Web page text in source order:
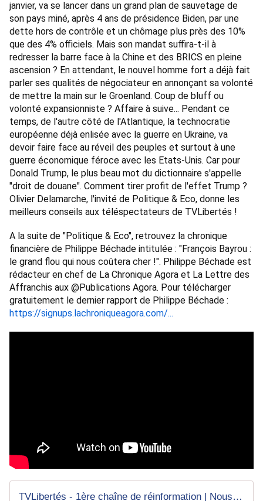
janvier, va se lancer dans un grand plan de sauvetage de
son pays miné, après 4 ans de présidence Biden, par une
dette hors de contrôle et un chômage plus près des 10%
que des 4% officiels. Mais son mandat suffira-t-il à
redresser la barre face à la Chine et des BRICS en pleine
ascension ? En attendant, le nouvel homme fort a déjà fait
parler ses qualités de négociateur en annonçant sa volonté
de mettre la main sur le Groenland. Coup de bluff ou
volonté expansionniste ? Affaire à suive... Pendant ce
temps, de l'autre côté de l'Atlantique, la technocratie
européenne déjà enlisée avec la guerre en Ukraine, va
devoir faire face au réveil des peuples et surtout à une
guerre économique féroce avec les Etats-Unis. Car pour
Donald Trump, le plus beau mot du dictionnaire s'appelle
"droit de douane". Comment tirer profit de l'effet Trump ?
Olivier Delamarche, l'invité de Politique & Eco, donne les
meilleurs conseils aux téléspectateurs de TVLibertés !
A la suite de "Politique & Eco", retrouvez la chronique
financière de Philippe Béchade intitulée : "François Bayrou :
le grand flou qui nous coûtera cher !". Philippe Béchade est
rédacteur en chef de La Chronique Agora et La Lettre des
Affranchis aux @Publications Agora. Pour télécharger
https://signups.lachroniqueagora.com/...
TVLibertés - 1ère chaîne de réinformation | Nous, c'est vous